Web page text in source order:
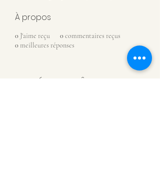
À propos
0 J'aime reçu 0 commentaires reçus
0 meilleures réponses
MUSÉE DE CHÂTILLON-SUR-